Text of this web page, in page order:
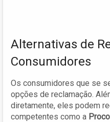
Alternativas de
Consumidores
Os consumidores que se
opções de reclamação.
diretamente, eles podem
competentes como a